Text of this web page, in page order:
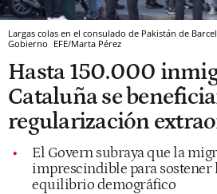
Largas colas en el consulado de Pakistán de
Gobierno EFE/Marta Pérez
Hasta 150.000
Cataluña se
regularización
El Govern subraya que la
imprescindible para sostener
equilibrio demográfico